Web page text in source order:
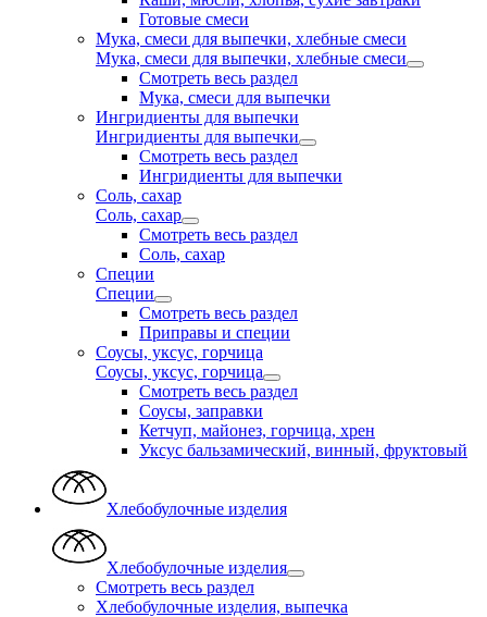
Готовые смеси
Мука, смеси для выпечки, хлебные смеси
Мука, смеси для выпечки, хлебные смеси
Смотреть весь раздел
Мука, смеси для выпечки
Ингридиенты для выпечки
Ингридиенты для выпечки
Смотреть весь раздел
Ингридиенты для выпечки
Соль, сахар
Соль, сахар
Смотреть весь раздел
Соль, сахар
Специи
Специи
Смотреть весь раздел
Приправы и специи
Соусы, уксус, горчица
Соусы, уксус, горчица
Смотреть весь раздел
Соусы, заправки
Кетчуп, майонез, горчица, хрен
Уксус бальзамический, винный, фруктовый
Хлебобулочные изделия
Хлебобулочные изделия
Смотреть весь раздел
Хлебобулочные изделия, выпечка